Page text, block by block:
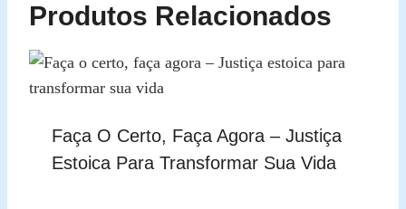
Produtos Relacionados
Faça O Certo, Faça Agora – Justiça
Estoica Para Transformar Sua Vida